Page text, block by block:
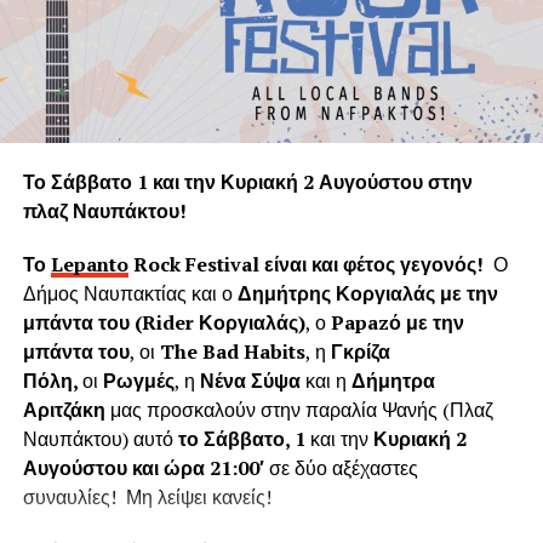
υγιών δένδρων τη στιγμή που ακόμα και ένα θεωρείται
πολύτιμο και είναι αναντικατάστατη μονάδα του φυσικού
πνεύμονα της Γης.
Η «Εφορεία Αρχαιοτήτων Αιτωλοακαρνανίας και
κόπηκαν δημιουργούσαν προβλήματα στο τείχος του
ενετικού κάστρου. Όμως τα δέντρα του κάστρου
προέρχονται από τις δεντροφυτεύσεις που έγιναν
νομίμως από το 1914 έως το 1939 (έγκριση από το
Υπουργείο Εσωτερικών και κατόπιν από το Υπουργείο
Γεωργίας υπό την γραμματεία του Ιωάννη Μπρικόλα) και
βρίσκονται σε απόσταση ασφαλείας από τα τείχη.
Συνεπώς πολλά από τα δέντρα έχουν ηλικία άνω των 100
ετών χωρίς να έχει αναφερθεί κάποιο πρόβλημα στη
στατικότητα των τειχών που να οφείλεται στην πλήρη
ανάπτυξη του ριζικού συστήματος. Το Δασαρχείο
Το Σάββατο 1 και την Κυριακή 2 Αυγούστου στην
πλαζ Ναυπάκτου!
ΤοLepantoRockFestivalείναι και φέτος γεγονός! Ο
Δήμος Ναυπακτίας και οΔημήτρης Κοργιαλάς με την
μπάντα του (RiderΚοργιαλάς), οPapazό με την
μπάντα του, οι The Bad Habits, η Γκρίζα
Πόλη,οι Ρωγμές, η Νένα Σύψακαι η Δήμητρα
Αριτζάκη μας προσκαλούν στην παραλία Ψανής (Πλαζ
Ναυπάκτου) αυτότο Σάββατο, 1 και τηνΚυριακή 2
Αυγούστου και ώρα 21:00′σε δύο αξέχαστες
συναυλίες! Μη λείψει κανείς!